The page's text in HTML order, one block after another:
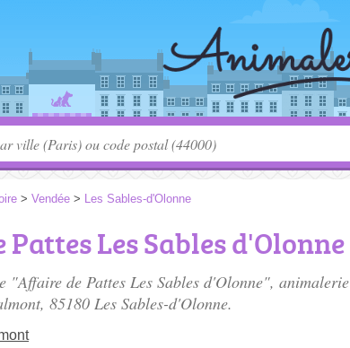
> Vendée > Les Sables-d'Olonne
Les Sables d'Olonne
"Affaire de Pattes Les Sables d'Olonne", animalerie
, 85180 Les Sables-d'Olonne.